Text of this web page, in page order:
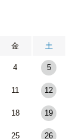
金 土
4 5
11 12
18 19
25 26